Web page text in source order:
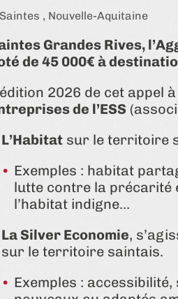
Saintes , Nouvelle-Aquitaine
Grandes Rives,
de 45 000€ à
2026 de cet
de l’ESS
L’Habitat sur le territoire
Exemples : habitat
lutte contre la précarité
l’habitat indigne…
La Silver Economie,
sur le territoire saintais.
Exemples :